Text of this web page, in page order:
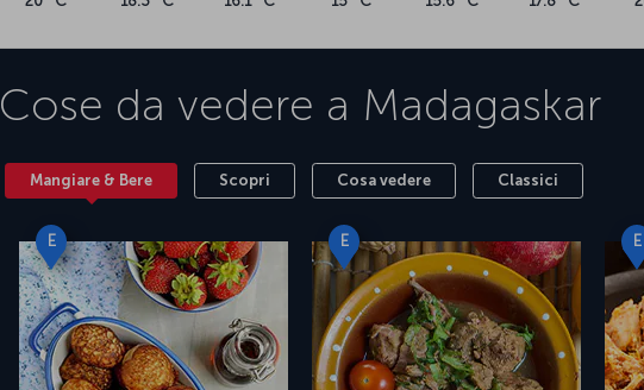
Cose da vedere a Madagaskar
Mangiare & Bere Scopri Cosa vedere Classici
E E E